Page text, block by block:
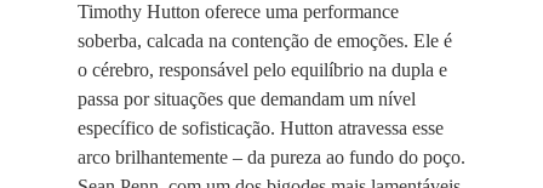
Timothy Hutton oferece uma performance
soberba, calcada na contenção de emoções. Ele é
o cérebro, responsável pelo equilíbrio na dupla e
passa por situações que demandam um nível
específico de sofisticação. Hutton atravessa esse
arco brilhantemente – da pureza ao fundo do poço.